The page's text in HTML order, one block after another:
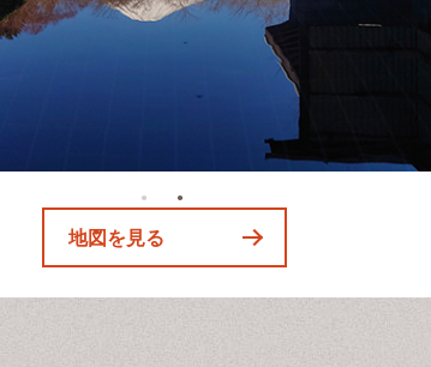
地図を見る